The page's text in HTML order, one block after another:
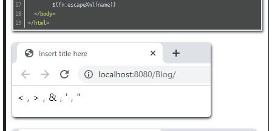
	${fn:escapeXml(name)}
</ body>
</ html >